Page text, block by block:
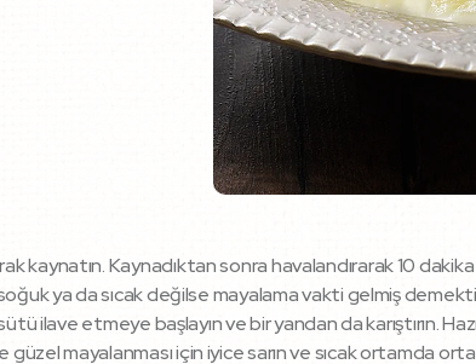
kaynatın. Kaynadıktan sonra havalandırarak 10
ya da sıcak değilse mayalama vakti gelmiş
ilave etmeye başlayın ve bir yandan da karıştırın.
güzel mayalanması için iyice sarın ve sıcak ortamda